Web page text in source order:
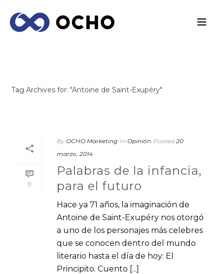
Tag Archives for: "Antoine de Saint-Exupéry"
0
By OCHO Marketing In Opinión Posted 20
marzo, 2014
Palabras de la infancia,
para el futuro
Hace ya 71 años, la imaginación de
Antoine de Saint-Exupéry nos otorgó
a uno de los personajes más celebres
que se conocen dentro del mundo
literario hasta el día de hoy: El
Principito. Cuento [...]